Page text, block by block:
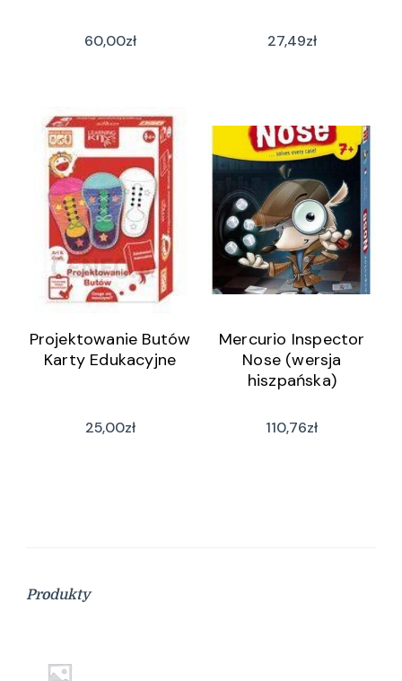
60,00zł 27,49zł
Projektowanie Butów
Karty Edukacyjne
25,00zł
Mercurio Inspector
Nose (wersja
hiszpańska)
110,76zł
Produkty